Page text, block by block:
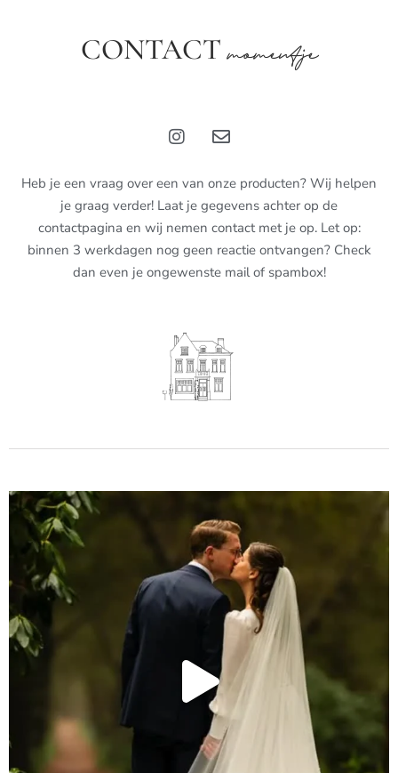
CONTACTmomentje
Heb je een vraag over een van onze producten? Wij helpen
je graag verder! Laat je gegevens achter op de
contactpagina en wij nemen contact met je op. Let op:
binnen 3 werkdagen nog geen reactie ontvangen? Check
dan even je ongewenste mail of spambox!